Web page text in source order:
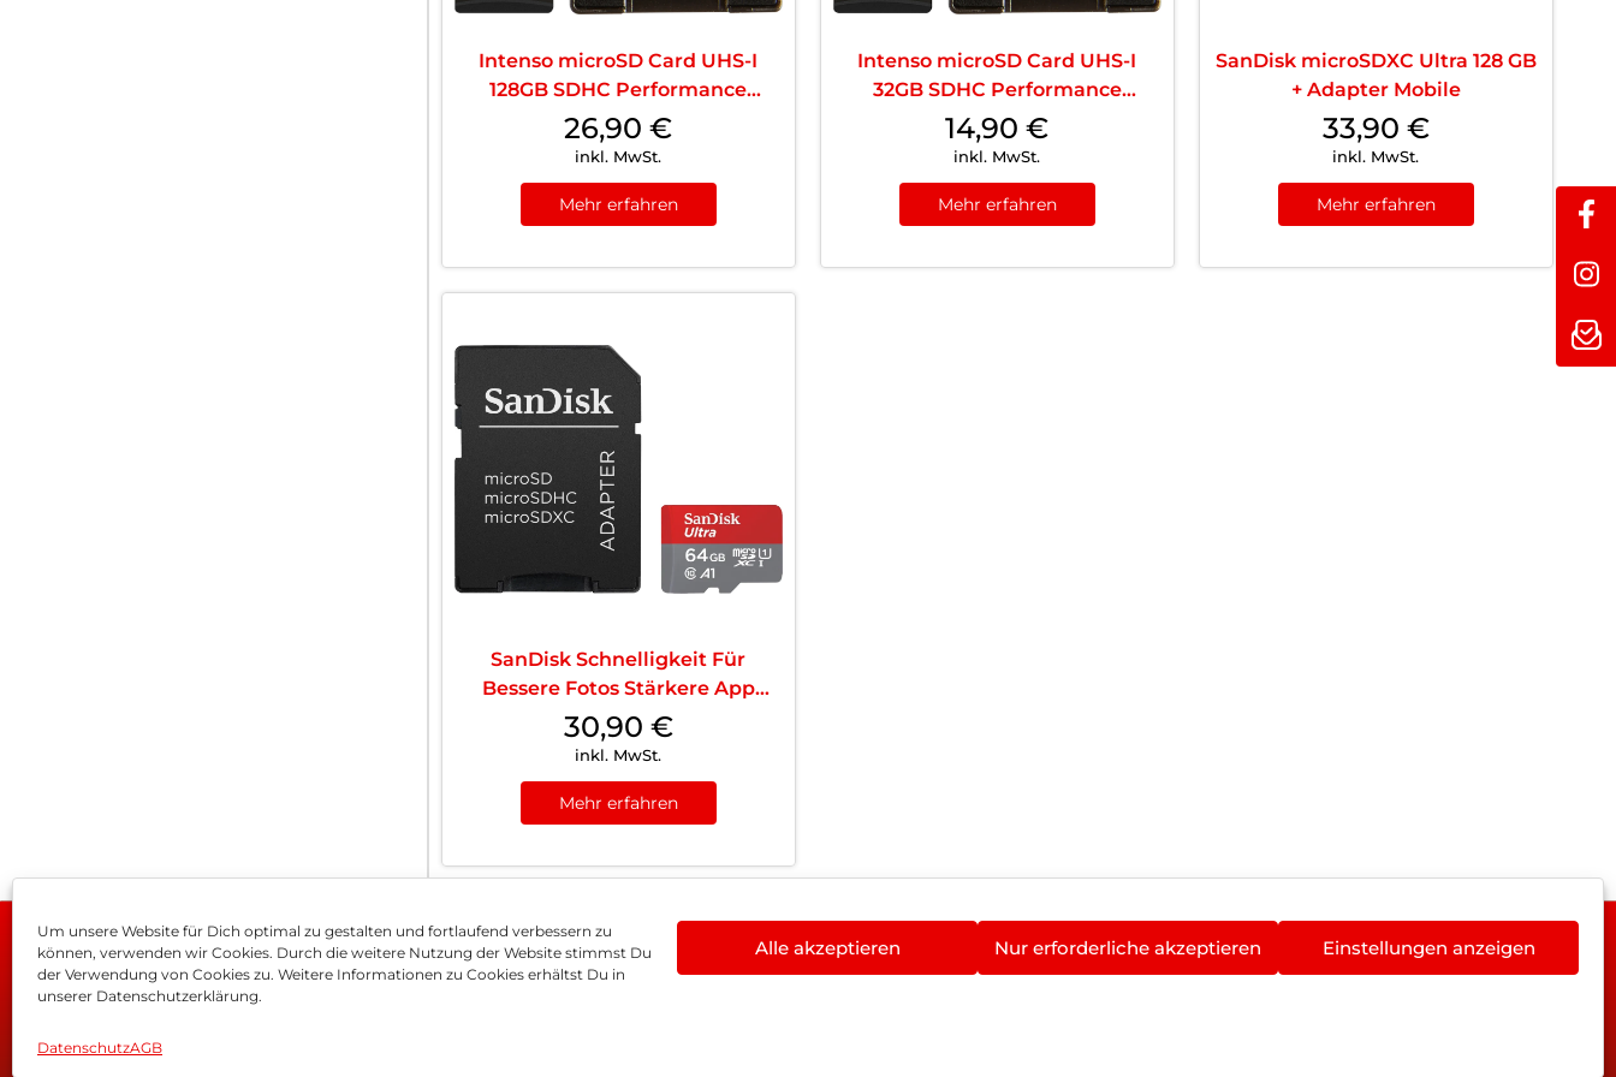
Um unsere Website für Dich optimal zu gestalten und fortlaufend verbessern zu
können, verwenden wir Cookies. Durch die weitere Nutzung der Website stimmst Du
der Verwendung von Cookies zu. Weitere Informationen zu Cookies erhältst Du in
unserer Datenschutzerklärung.
Alle akzeptieren Nur erforderliche akzeptieren Einstellungen anzeigen
DatenschutzAGB
Intenso microSD Card UHS-I
128GB SDHC Performance
Schwarz
26,90€
inkl. MwSt.
Mehr erfahren
Intenso microSD Card UHS-I
32GB SDHC Performance
Schwarz
14,90€
inkl. MwSt.
Mehr erfahren
SanDisk microSDXC Ultra 128 GB
+ Adapter Mobile
33,90 €
inkl. MwSt.
Mehr erfahren
SanDisk Schnelligkeit Für
Bessere Fotos Stärkere App
Leistung und Full HD Videos
30,90 €
inkl. MwSt.
Mehr erfahren
Impressum AGB Datenschutz Vertrag widerrufen Hinweis zur Batterieentsorgung Newsletter